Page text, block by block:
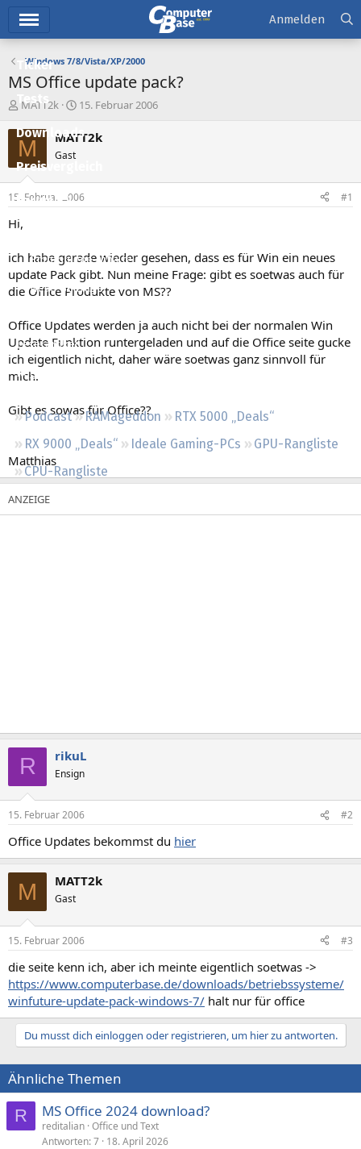
Ticker
Tests
Downloads
Preisvergleich
Forum
Aktuelles
Empfohlene Inhalte
Neue Beiträge
Leserartikel
Regeln
Podcast RAMageddon
RTX 5000 „Deals“
RX 9000 „Deals“
Ideale Gaming-PCs
GPU-Rangliste
CPU-Rangliste
Anmelden
Windows 7/8/Vista/XP/2000
MS Office update pack?
E
s
t
e
e
MATT2k
E
s
l
t
15. Februar 2006
M MATT2k
Gast
15. Februar 2006 #1
Hi,
ich habe gerade wieder gesehen, dass es für Win ein neues
update Pack gibt. Nun meine Frage: gibt es soetwas auch für
die Office Produkte von MS??
Office Updates werden ja auch nicht bei der normalen Win
Update Funktion runtergeladen und auf die Office seite gucke
ich eigentlich nicht, daher wäre soetwas ganz sinnvoll für
mich.
Gibt es sowas für Office??
Matthias
R rikuL
Ensign
15. Februar 2006 #2
Office Updates bekommst du hier
M MATT2k
Gast
15. Februar 2006 #3
die seite kenn ich, aber ich meinte eigentlich soetwas ->
https://www.computerbase.de/downloads/betriebssysteme/
winfuture-update-pack-windows-7/ halt nur für office
Du musst dich einloggen oder registrieren, um hier zu antworten.
Ähnliche Themen
R MS Office 2024 download?
reditalian Office und Text
Antworten 7 18. April 2026